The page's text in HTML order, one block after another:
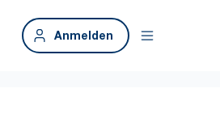
Anmelden